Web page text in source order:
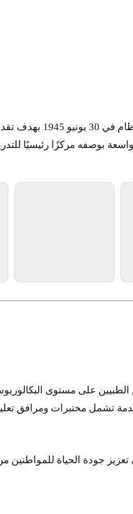
تأسس مستشفى
بوصفه مركزًا رئيسيًا
على مستوى
تشمل مختبرات ومرافق
جودة الحياة للمواطنين